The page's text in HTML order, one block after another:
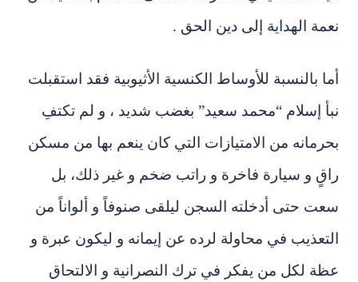
نعمة الهداية إلى دين الحق .
أما بالنسبة للأوساط الكنسية الأثيوبية فقد استقبلت
نبأ إسلام “محمد سعيد” بغضب شديد ، و لم تكتفِ
بحرمانه من الامتيازات التي كان ينعم بها من مسكن
راقٍ و سيارة فاخرة و راتب ضخم و غير ذلك، بل
سعت حتى أدخلته السجن ليلقى صنوفاً و ألواناً من
التعذيب في محاولة لرده عن إيمانه و ليكون عبرة و
عظة لكل من يفكر في ترك النصرانية و الالتحاق